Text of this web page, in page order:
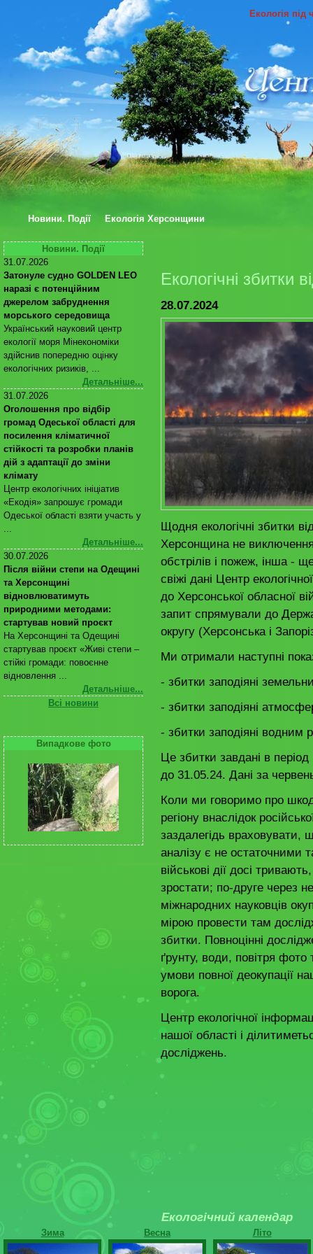
Екологія під
Новини. Події Екологія Херсонщини
Новини. Події
31.07.2026
Затонуле судно GOLDEN LEO
наразі є потенційним
джерелом забруднення
морського середовища
Український науковий центр
екології моря Мінекономіки
здійснив попередню оцінку
екологічних ризиків, ...
Детальніше...
31.07.2026
Оголошення про відбір
громад Одеської області для
посилення кліматичної
стійкості та розробки планів
дій з адаптації до зміни
клімату
Центр екологічних ініціатив
«Екодія» запрошує громади
Одеської області взяти участь у
...
Детальніше...
30.07.2026
Після війни степи на Одещині
та Херсонщині
відновлюватимуть
природними методами:
стартував новий проєкт
На Херсонщині та Одещині
стартував проєкт «Живі степи –
стійкі громади: повоєнне
відновлення ...
Детальніше...
Всі новини
Випадкове фото
Екологічні збитки
28.07.2024
Щодня екологічні збитки
Херсонщина не
обстрілів і пожеж, інша -
свіжі дані Центр
до Херсонської обласної
запит спрямували до
округу (Херсонська і
Ми отримали наступні
- збитки заподіяні
- збитки заподіяні
- збитки заподіяні водним
Це збитки завдані в період
до 31.05.24. Дані за
Коли ми говоримо про
регіону внаслідок
заздалегідь враховувати,
аналізу є не остаточними
військові дії досі
зростати; по-друге через
міжнародних науковців
мірою провести там
збитки. Повноцінні
ґрунту, води, повітря
умови повної деокупації
ворога.
Центр екологічної
нашої області і
досліджень.
Екологічний календар
Зима Весна Літо